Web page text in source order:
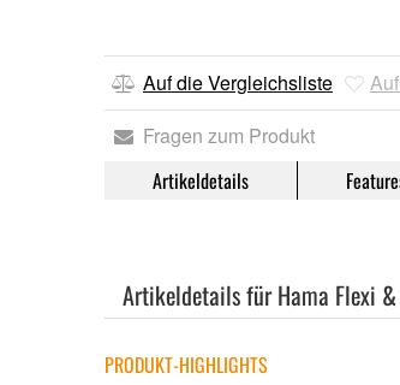
Auf die Vergleichsliste
Fragen zum Produkt
Artikeldetails
Artikeldetails für Hama Flexi
PRODUKT-HIGHLIGHTS